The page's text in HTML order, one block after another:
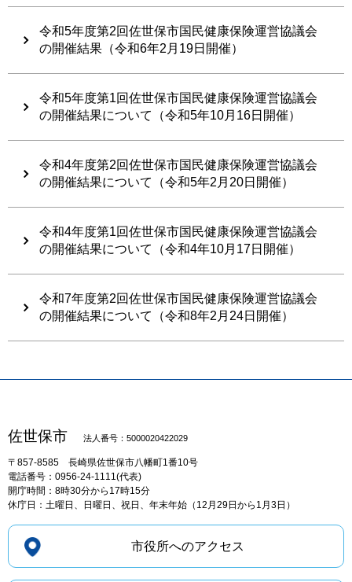
令和5年度第2回佐世保市国民健康保険運営協議会
の開催結果（令和6年2月19日開催）
令和5年度第1回佐世保市国民健康保険運営協議会
の開催結果について（令和5年10月16日開催）
令和4年度第2回佐世保市国民健康保険運営協議会
の開催結果について（令和5年2月20日開催）
令和4年度第1回佐世保市国民健康保険運営協議会
の開催結果について（令和4年10月17日開催）
令和7年度第2回佐世保市国民健康保険運営協議会
の開催結果について（令和8年2月24日開催）
佐世保市 法人番号：5000020422029
〒857-8585 長崎県佐世保市八幡町1番10号
電話番号：0956-24-1111(代表)
開庁時間：8時30分から17時15分
休庁日：土曜日、日曜日、祝日、年末年始（12月29日から1月3日）
市役所へのアクセス